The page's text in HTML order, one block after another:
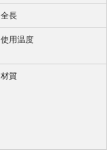
全長
使用温度
材質